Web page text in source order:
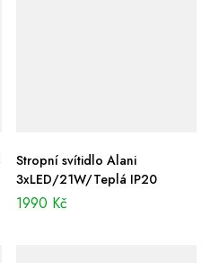
Stropní svítidlo Alani
3xLED/21W/Teplá IP20
1990 Kč